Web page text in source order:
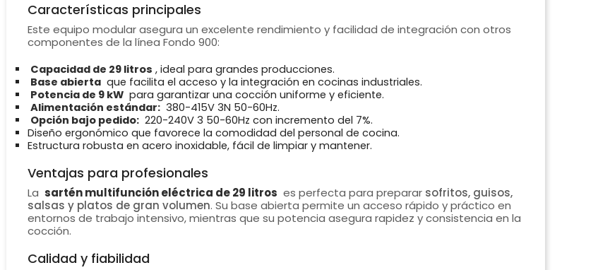
Características principales
Este equipo modular asegura un excelente rendimiento y facilidad de integración con otros
componentes de la línea Fondo 900:
Capacidad de 29 litros , ideal para grandes producciones.
Base abierta que facilita el acceso y la integración en cocinas industriales.
Potencia de 9 kW para garantizar una cocción uniforme y eficiente.
Alimentación estándar: 380-415V 3N 50-60Hz.
Opción bajo pedido: 220-240V 3 50-60Hz con incremento del 7%.
Diseño ergonómico que favorece la comodidad del personal de cocina.
Estructura robusta en acero inoxidable, fácil de limpiar y mantener.
Ventajas para profesionales
La sartén multifunción eléctrica de 29 litros es perfecta para preparar sofritos, guisos,
salsas y platos de gran volumen. Su base abierta permite un acceso rápido y práctico en
entornos de trabajo intensivo, mientras que su potencia asegura rapidez y consistencia en la
cocción.
Calidad y fiabilidad